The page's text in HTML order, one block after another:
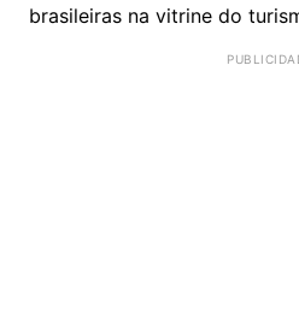
brasileiras na vitrine do